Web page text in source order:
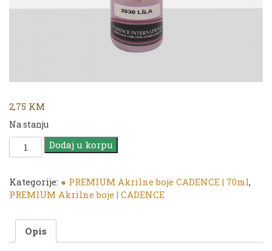
2,75 KM
Na stanju
CADENCE
|
Akrilna
boja
2030
Lilac
|
Dodaj u korpu
Kategorije: ● PREMIUM Akrilne boje CADENCE | 70ml,
PREMIUM Akrilne boje | CADENCE
Opis